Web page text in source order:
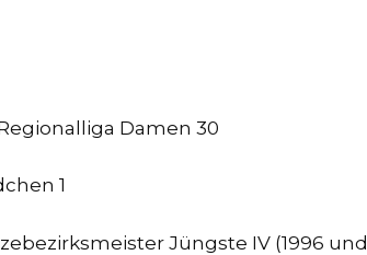
Damen 30
1
Jüngste IV (1996 und